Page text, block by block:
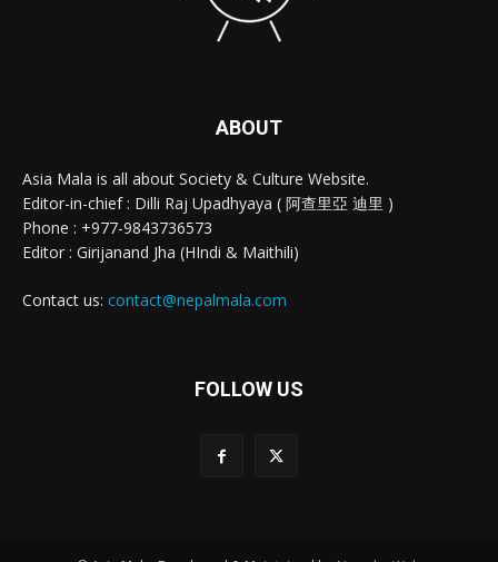
ABOUT
Asia Mala is all about Society & Culture Website.
Editor-in-chief : Dilli Raj Upadhyaya ( 阿查里亞 迪里 )
Phone : +977-9843736573
Editor : Girijanand Jha (HIndi & Maithili)
Contact us: contact@nepalmala.com
FOLLOW US